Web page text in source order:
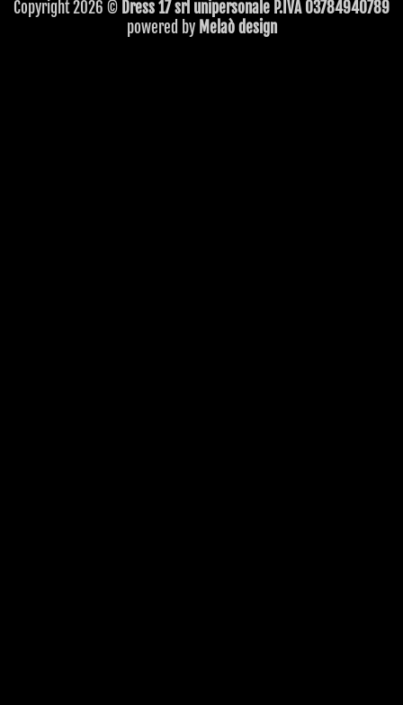
Copyright 2026 © Dress 17 srl unipersonale P.IVA 03784940789
powered by Melaò design